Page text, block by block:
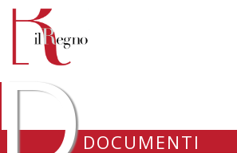
DOCUMENTI